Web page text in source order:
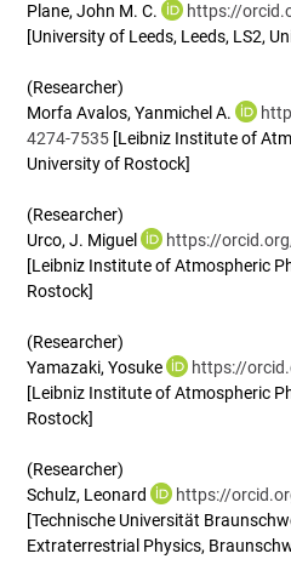
Plane, John M. C.
https://
[University of Leeds, Leeds, LS2,
(Researcher)
Morfa Avalos, Yanmichel A.
4274-7535 [Leibniz Institute of
University of Rostock]
(Researcher)
Urco, J. Miguel
https://
[Leibniz Institute of Atmospheric
Rostock]
(Researcher)
Yamazaki, Yosuke
https://
[Leibniz Institute of Atmospheric
Rostock]
(Researcher)
Schulz, Leonard
https://
[Technische Universität
Extraterrestrial Physics,